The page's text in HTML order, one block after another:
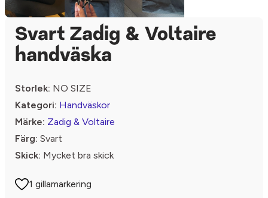
Svart Zadig & Voltaire
handväska
Storlek: NO SIZE
Kategori: Handväskor
Märke: Zadig & Voltaire
Färg: Svart
Skick: Mycket bra skick
1 gillamarkering